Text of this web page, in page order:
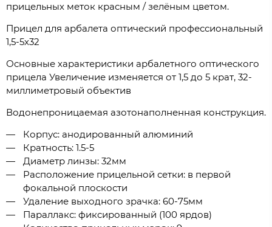
прицельных меток красным / зелёным цветом.
Прицел для арбалета оптический профессиональный
1,5-5х32
Основные характеристики арбалетного оптического
прицела Увеличение изменяется от 1,5 до 5 крат, 32-
миллиметровый объектив
Водонепроницаемая азотонаполненная конструкция.
Корпус: анодированный алюминий
Кратность: 1.5-5
Диаметр линзы: 32мм
Расположение прицельной сетки: в первой
фокальной плоскости
Удаление выходного зрачка: 60-75мм
Параллакс: фиксированный (100 ярдов)